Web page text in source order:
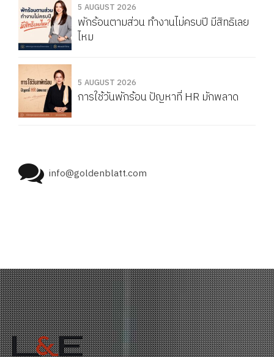
5 AUGUST 2026
พักร้อนตามส่วน ทำงานไม่ครบปี มีสิทธิเลย
ไหม
5 AUGUST 2026
การใช้วันพักร้อน ปัญหาที่ HR มักพลาด
info@goldenblatt.com